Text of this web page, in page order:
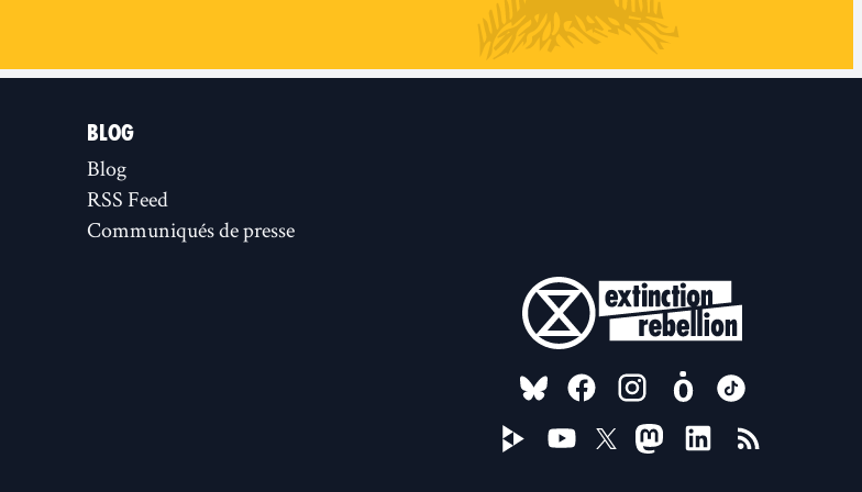
BLOG
Blog
RSS Feed
Communiqués de presse
FOLLOW US ON